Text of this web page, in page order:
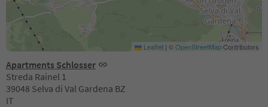
Apartments Schlosser
Streda Rainel 1
39048 Selva di Val Gardena BZ
IT
Leaflet | ©OpenStreetMapContributors